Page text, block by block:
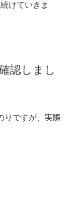
けていきま
認しまし
りですが、実際